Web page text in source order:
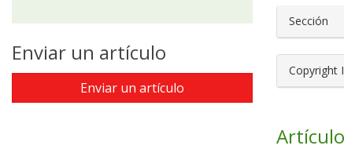
Sección
Copyright
Enviar un artículo
Enviar un artículo